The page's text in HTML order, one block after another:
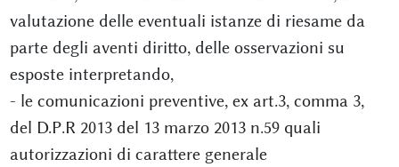
valutazione delle eventuali istanze di riesame da
parte degli aventi diritto, delle osservazioni su
esposte interpretando,
- le comunicazioni preventive, ex art.3, comma 3,
del D.P.R 2013 del 13 marzo 2013 n.59 quali
autorizzazioni di carattere generale